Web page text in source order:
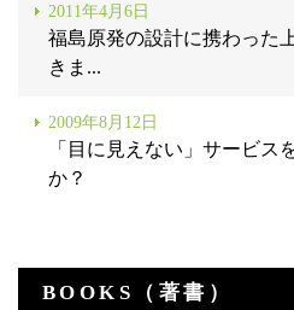
2011年4月6日
福島原発の設計に携わった
きま...
2009年8月12日
「目に見えない」サービス
か？
BOOKS（著書）